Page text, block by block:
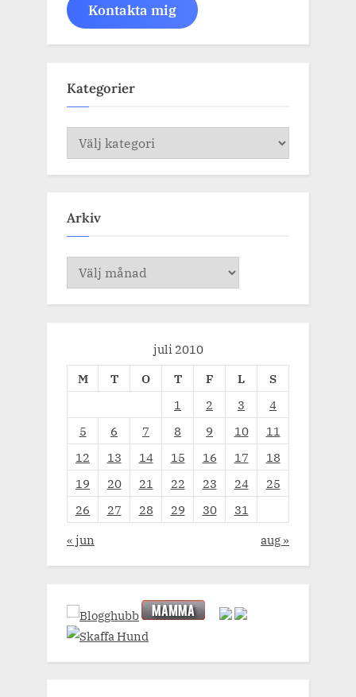
Kontakta mig
Kategorier
Kategorier
Arkiv
Arkiv
juli 2010
M
T O T F L
S
1
2 3
4
5
6 7 8 9 10
11
12
13 14 15 16 17
18
19
20 21 22 23 24
25
26
27 28 29 30
31
« jun
aug »